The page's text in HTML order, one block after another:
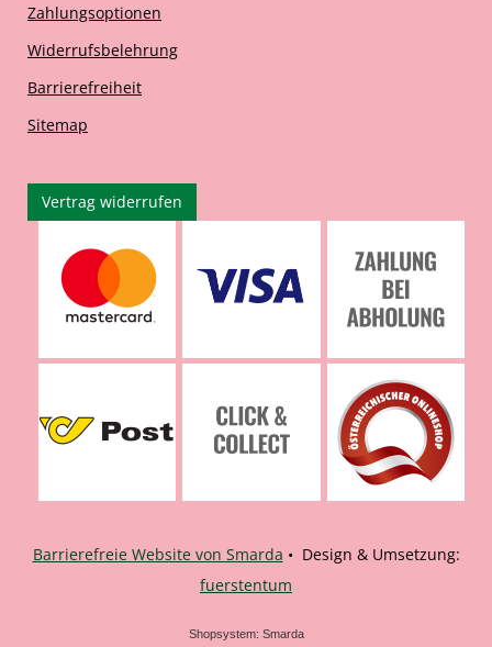
Zahlungsoptionen
Widerrufsbelehrung
Barrierefreiheit
Sitemap
Vertrag widerrufen
Barrierefreie Website von Smarda • Design & Umsetzung:
fuerstentum
Shopsystem: Smarda